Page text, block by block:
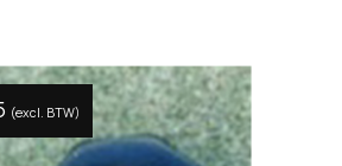
(excl. BTW)